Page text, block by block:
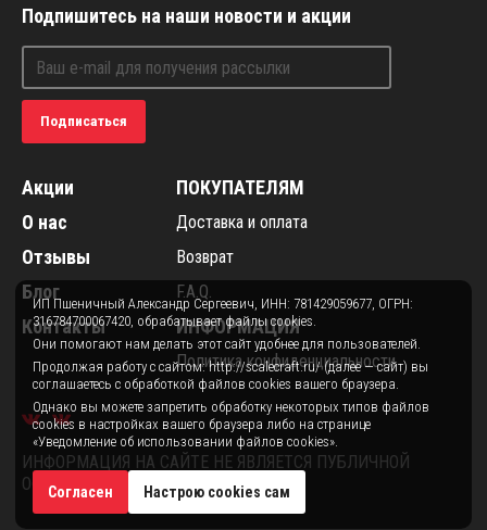
Подпишитесь на наши новости и акции
Подписаться
Акции
О нас
Отзывы
Блог
Контакты
ПОКУПАТЕЛЯМ
Доставка и оплата
Возврат
F.A.Q.
ИНФОРМАЦИЯ
Политика конфиденциальности
ИНФОРМАЦИЯ НА САЙТЕ НЕ ЯВЛЯЕТСЯ ПУБЛИЧНОЙ
ОФЕРТОЙ.
ИП Пшеничный Александр Сергеевич, ИНН: 781429059677, ОГРН:
316784700067420, обрабатывает файлы cookies.
Они помогают нам делать этот сайт удобнее для пользователей.
Продолжая работу с сайтом: http://scalecraft.ru/ (далее — сайт) вы
соглашаетесь с обработкой файлов cookies вашего браузера.
Однако вы можете запретить обработку некоторых типов файлов
cookies в настройках вашего браузера либо на странице
«Уведомление об использовании файлов cookies».
Согласен Настрою cookies сам